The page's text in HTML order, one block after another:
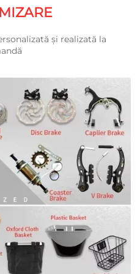
și realizată la